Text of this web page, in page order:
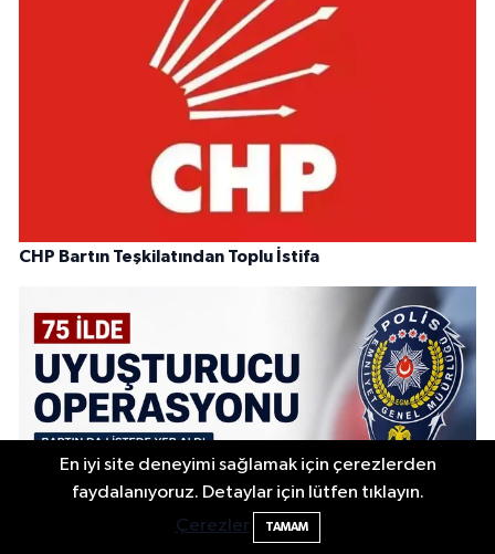
CHP Bartın Teşkilatından Toplu İstifa
En iyi site deneyimi sağlamak için çerezlerden
faydalanıyoruz. Detaylar için lütfen tıklayın.
Çerezler
TAMAM